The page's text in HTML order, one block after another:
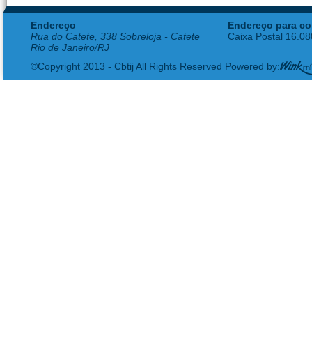
Endereço
Rua do Catete, 338 Sobreloja - Catete
Rio de Janeiro/RJ
Endereço para
Caixa Postal
©Copyright 2013 - Cbtij All Rights Reserved Powered by: